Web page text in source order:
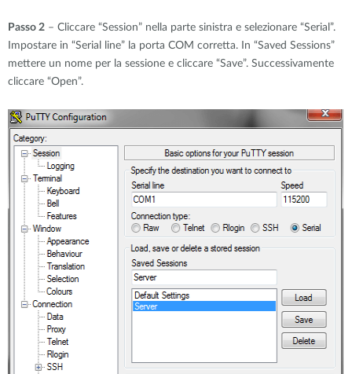
Passo 2 – Cliccare “Session” nella parte sinistra e selezionare “Serial”.
Impostare in “Serial line” la porta COM corretta. In “Saved Sessions”
mettere un nome per la sessione e cliccare “Save”. Successivamente
cliccare “Open”.